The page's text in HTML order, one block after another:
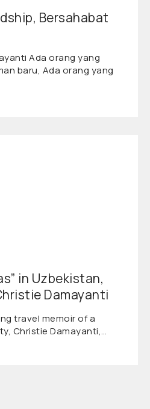
Bersahabat
Ada orang yang
baru, Ada orang yang
in Uzbekistan,
Damayanti
travel memoir of a
Christie Damayanti,…